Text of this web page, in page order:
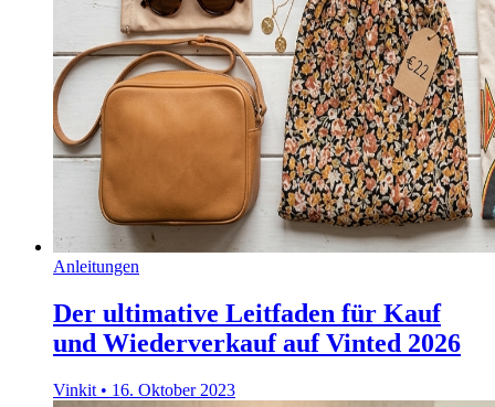
Anleitungen
Der ultimative Leitfaden für Kauf
und Wiederverkauf auf Vinted 2026
Vinkit • 16. Oktober 2023